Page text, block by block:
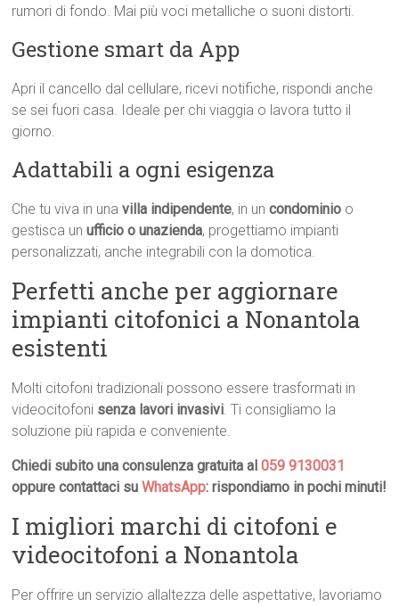
rumori di fondo. Mai più voci metalliche o suoni distorti.
Gestione smart da App
Apri il cancello dal cellulare, ricevi notifiche, rispondi anche
se sei fuori casa. Ideale per chi viaggia o lavora tutto il
giorno.
Adattabili a ogni esigenza
Che tu viva in unavilla indipendente, in uncondominio o
gestisca unufficio o unazienda, progettiamo impianti
personalizzati, anche integrabili con la domotica.
Perfetti anche per aggiornare
impianti citofonici a Nonantola
esistenti
Molti citofoni tradizionali possono essere trasformati in
videocitofoni senza lavori invasivi. Ti consigliamo la
soluzione più rapida e conveniente.
Chiedi subito una consulenza gratuita al059 9130031
oppure contattaci suWhatsApp: rispondiamo in pochi minuti!
I migliori marchi di citofoni e
videocitofoni a Nonantola
Per offrire un servizio allaltezza delle aspettative, lavoriamo